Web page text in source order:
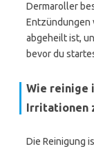
Dermaroller
Entzündungen
abgeheilt ist,
bevor du
Wie reinige
Irritationen
Die Reinigung